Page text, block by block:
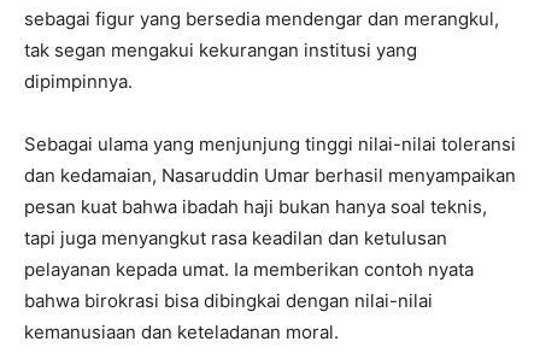
sebagai figur yang bersedia mendengar dan merangkul,
tak segan mengakui kekurangan institusi yang
dipimpinnya.
Sebagai ulama yang menjunjung tinggi nilai-nilai toleransi
dan kedamaian, Nasaruddin Umar berhasil menyampaikan
pesan kuat bahwa ibadah haji bukan hanya soal teknis,
tapi juga menyangkut rasa keadilan dan ketulusan
pelayanan kepada umat. Ia memberikan contoh nyata
bahwa birokrasi bisa dibingkai dengan nilai-nilai
kemanusiaan dan keteladanan moral.